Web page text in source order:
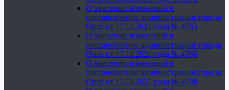
О внесении изменений в
постановление администрации города
Орла от 17.11.2021 года № 4765
О внесении изменений в
постановление администрации города
Орла от 17.11.2021 года № 4766
О внесении изменений в
постановление администрации города
Орла от 17.11.2021 года № 4768